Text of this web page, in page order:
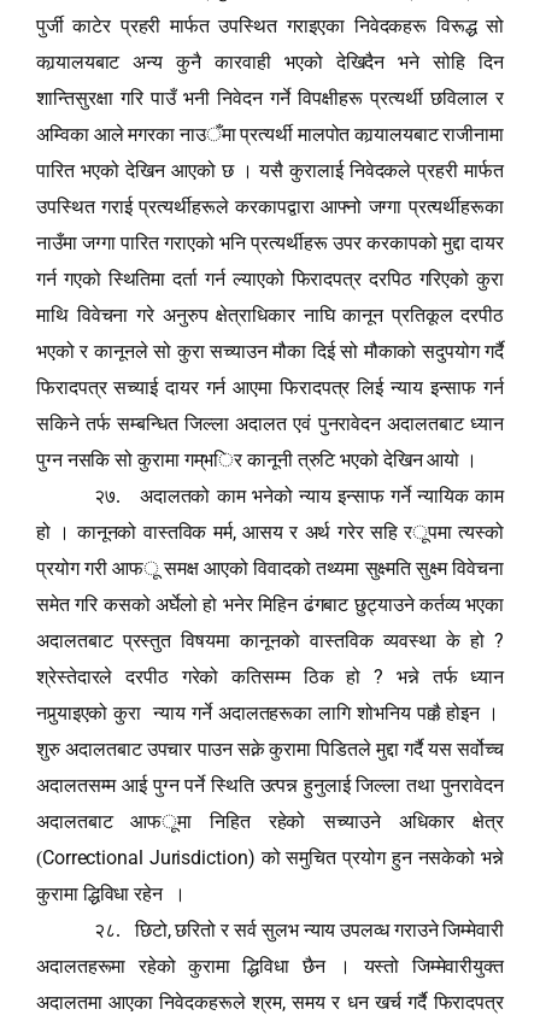
पुर्जी काटेर प्रहरी मार्फत उपस्थित गराइएका निवेदकहरू विरूद्ध सो
कार्‍यालयबाट अन्य कुनै कारवाही भएको देखिदैन भने सोहि दिन
शान्तिसुरक्षा गरि पाउँ भनी निवेदन गर्ने विपक्षीहरू प्रत्यर्थी छविलाल र
अम्विका आले मगरका नाउँमा प्रत्यर्थी मालपोत कार्‍यालयबाट राजीनामा
पारित भएको देखिन आएको छ । यसै कुरालाई निवेदकले प्रहरी मार्फत
उपस्थित गराई प्रत्यर्थीहरूले करकापद्वारा आफ्नो जग्गा प्रत्यर्थीहरूका
नाउँमा जग्गा पारित गराएको भनि प्रत्यर्थीहरू उपर करकापको मुद्दा दायर
गर्न गएको स्थितिमा दर्ता गर्न ल्याएको फिरादपत्र दरपिठ गरिएको कुरा
माथि विवेचना गरे अनुरुप क्षेत्राधिकार नाघि कानून प्रतिकूल दरपीठ
भएको र कानूनले सो कुरा सच्याउन मौका दिई सो मौकाको सदुपयोग गर्दै
फिरादपत्र सच्याई दायर गर्न आएमा फिरादपत्र लिई न्याय इन्साफ गर्न
सकिने तर्फ सम्बन्धित जिल्ला अदालत एवं पुनरावेदन अदालतबाट ध्यान
पुग्न नसकि सो कुरामा गम्भिर कानूनी त्रुटि भएको देखिन आयो ।
२७. अदालतको काम भनेको न्याय इन्साफ गर्ने न्यायिक काम
हो । कानूनको वास्तविक मर्म, आसय र अर्थ गरेर सहि रूपमा त्यस्को
प्रयोग गरी आफूसमक्ष आएको विवादको तथ्यमा सुक्ष्मति सुक्ष्म विवेचना
समेत गरि कसको अर्घेलो हो भनेर मिहिन ढंगबाट छुट्याउने कर्तव्य भएका
अदालतबाट प्रस्तुत विषयमा कानूनको वास्तविक व्यवस्था के हो?
श्रेस्तेदारले दरपीठ गरेको कतिसम्म ठिक हो? भन्ने तर्फ ध्यान
नपुर्‍याइएको कुरा न्याय गर्ने अदालतहरूका लागि शोभनिय पक्कै होइन ।
शुरु अदालतबाट उपचार पाउन सक्ने कुरामा पिडितले मुद्दा गर्दै यस सर्वोच्च
अदालतसम्म आई पुग्न पर्ने स्थिति उत्पन्न हुनुलाई जिल्ला तथा पुनरावेदन
अदालतबाट आफूमा निहित रहेको सच्याउने अधिकार क्षेत्र
(Correctional Jurisdiction)को समुचित प्रयोग हुन नसकेको भन्ने
कुरामा द्धिविधा रहेन ।
२८. छिटो,छरितो र सर्व सुलभ न्याय उपलव्ध गराउने जिम्मेवारी
अदालतहरूमा रहेको कुरामा द्धिविधा छैन । यस्तो जिम्मेवारीयुक्त
अदालतमा आएका निवेदकहरूले श्रम,समय र धन खर्च गर्दै फिरादपत्र